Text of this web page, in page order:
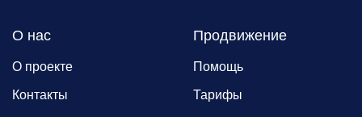
О нас
О проекте
Контакты
Продвижение
Помощь
Тарифы